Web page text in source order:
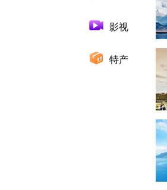
影视
特产